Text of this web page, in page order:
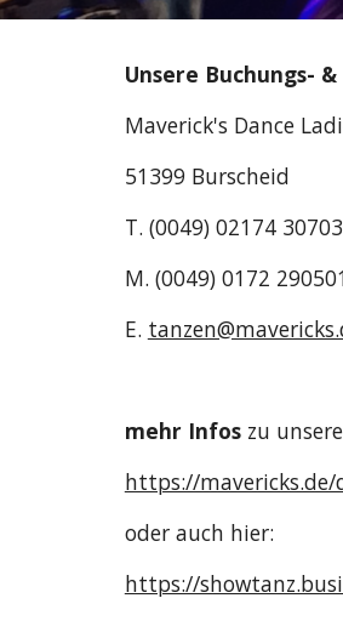
Unsere Buchungs-
Maverick's Dance
51399 Burscheid
T. (0049) 02174
M. (0049) 0172
E.
mehr Infos zu
https://mavericks.de/
oder auch hier:
https://